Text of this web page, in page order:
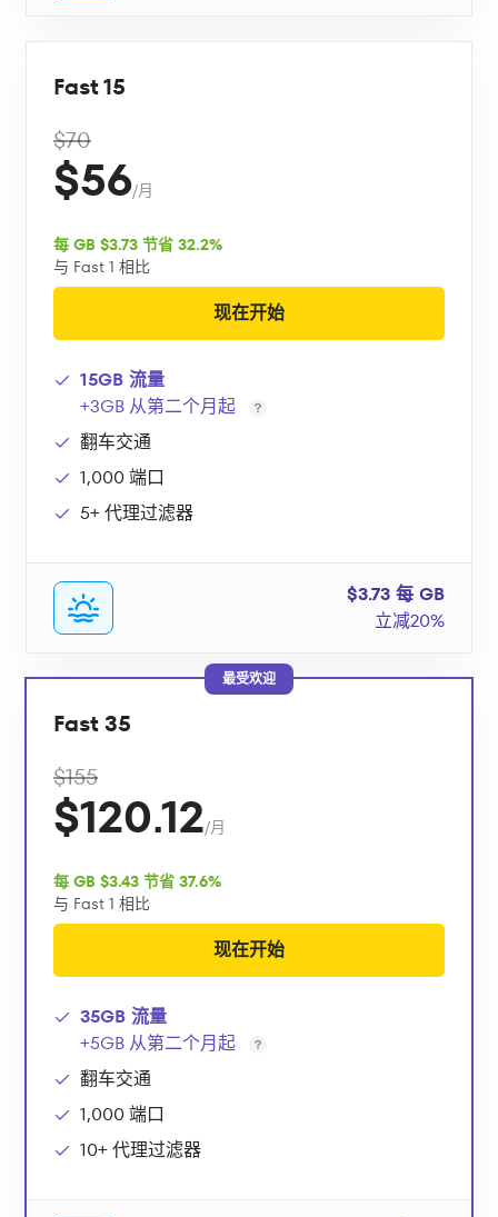
Fast 15
$70
$56/月
每 GB $3.73 节省 32.2%
与 Fast 1 相比
现在开始
15GB 流量
+3GB 从第二个月起
翻车交通
1,000 端口
5+ 代理过滤器
$3.73 每 GB
立减20%
最受欢迎
Fast 35
$155
$120.12/月
每 GB $3.43 节省 37.6%
与 Fast 1 相比
现在开始
35GB 流量
+5GB 从第二个月起
翻车交通
1,000 端口
10+ 代理过滤器